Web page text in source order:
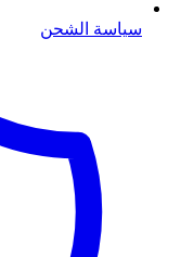
سياسة الشحن